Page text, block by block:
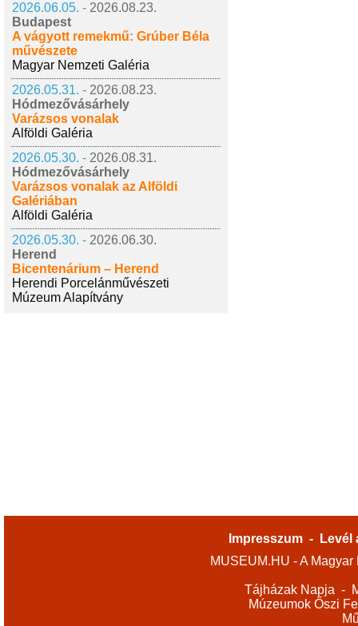
2026.06.05. - 2026.08.23.
Budapest
A vágyott remekmű: Grúber Béla
művészete
Magyar Nemzeti Galéria
2026.05.31. - 2026.08.23.
Hódmezővásárhely
Varázsos vonalak
Alföldi Galéria
2026.05.30. - 2026.08.31.
Hódmezővásárhely
Varázsos vonalak az Alföldi
Galériában
Alföldi Galéria
2026.05.30. - 2026.06.30.
Herend
Bicentenárium – Herend
Herendi Porcelánművészeti
Múzeum Alapítvány
Impresszum -
Levél
MUSEUM.HU - A
Tájházak Napja -
Múzeumok Őszi